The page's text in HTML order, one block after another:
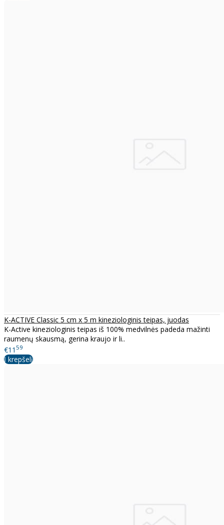
K-ACTIVE Classic 5 cm x 5 m kineziologinis teipas, juodas
K-Active kineziologinis teipas iš 100% medvilnės padeda mažinti
raumenų skausmą, gerina kraujo ir li..
€11 59
Į krepšelį